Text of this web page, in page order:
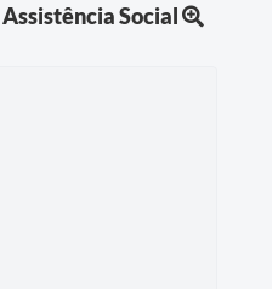
Assistência Social